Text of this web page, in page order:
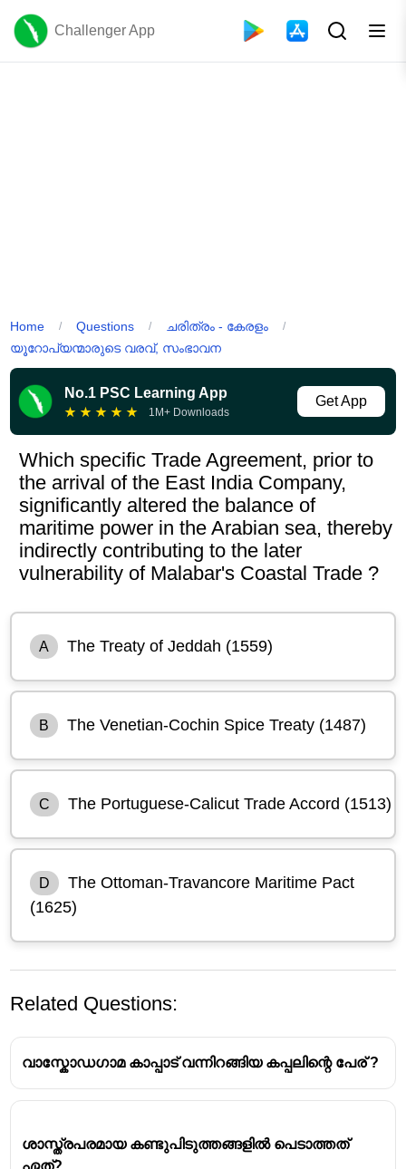
Challenger App
Home / Questions / ചരിത്രം - കേരളം /
യൂറോപ്യന്മാരുടെ വരവ്, സംഭാവന
No.1 PSC Learning App
★ ★ ★ ★ ★ 1M+ Downloads
Get App
Which specific Trade Agreement, prior to
the arrival of the East India Company,
significantly altered the balance of
maritime power in the Arabian sea, thereby
indirectly contributing to the later
vulnerability of Malabar's Coastal Trade ?
A The Treaty of Jeddah (1559)
B The Venetian-Cochin Spice Treaty (1487)
C The Portuguese-Calicut Trade Accord (1513)
D
The Ottoman-Travancore Maritime Pact
(1625)
Related Questions:
വാസ്കോഡഗാമ കാപ്പാട് വന്നിറങ്ങിയ കപ്പലിന്റെ പേര് ?
ശാസ്ത്രപരമായ കണ്ടുപിടുത്തങ്ങളിൽ പെടാത്തത്
ഏത്?